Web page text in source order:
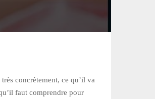
concrètement, ce qu’il va
faut comprendre pour